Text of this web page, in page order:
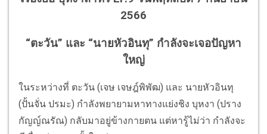
2566
“ตะวัน” และ “นายหัวอินทุ” กำลังจะเจอปัญหา
ใหญ่
ในระหว่างที่ ตะวัน (เจษ เจษฎ์พิพัฒ) และ นายหัวอินทุ
(ปั้นจั่น ปรมะ) กำลังพยายามหาทางแย่งชิง บุหงา (ปราง
กัญญ์ณรัณ) กลับมาอยู่ข้างกายตน แต่หารู้ไม่ว่า กำลังจะ